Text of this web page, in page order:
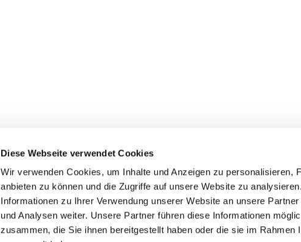
Diese Webseite verwendet Cookies
Wir verwenden Cookies, um Inhalte und Anzeigen zu personalisieren,
anbieten zu können und die Zugriffe auf unsere Website zu
Informationen zu Ihrer Verwendung unserer Website an unsere
und Analysen weiter. Unsere Partner führen diese Informationen
zusammen, die Sie ihnen bereitgestellt haben oder die sie im Rahmen